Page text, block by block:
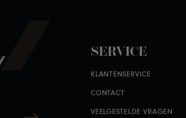
SERVICE
KLANTENSERVICE
CONTACT
VEELGESTELDE VRAGEN